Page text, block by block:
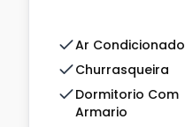
Ar Condicionado
Churrasqueira
Dormitorio Com
Armario